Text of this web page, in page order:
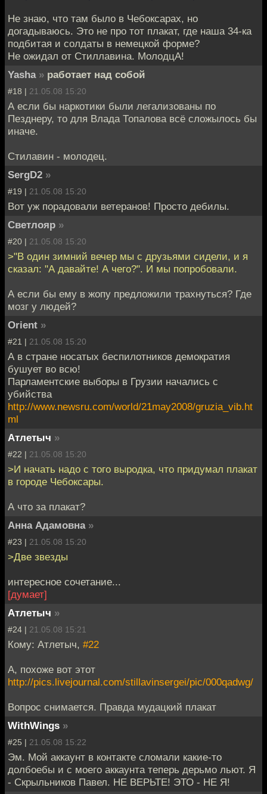
Не знаю, что там было в Чебоксарах, но
догадываюсь. Это не про тот плакат, где наша 34-ка
подбитая и солдаты в немецкой форме?
Не ожидал от Стиллавина. МолодцА!
Yasha » работает над собой
#18 | 21.05.08 15:20
А если бы наркотики были легализованы по
Пезднеру, то для Влада Топалова всё сложылось бы
иначе.
Стилавин - молодец.
SergD2 »
#19 | 21.05.08 15:20
Вот уж порадовали ветеранов! Просто дебилы.
Светлояр »
#20 | 21.05.08 15:20
>"В один зимний вечер мы с друзьями сидели, и я
сказал: "А давайте! А чего?". И мы попробовали.
А если бы ему в жопу предложили трахнуться? Где
мозг у людей?
Orient »
#21 | 21.05.08 15:20
А в стране носатых беспилотников демократия
бушует во всю!
Парламентские выборы в Грузии начались с
убийства
http://www.newsru.com/world/21may2008/gruzia_vib.ht
ml
Атлетыч »
#22 | 21.05.08 15:20
>И начать надо с того выродка, что придумал плакат
в городе Чебоксары.
А что за плакат?
Анна Адамовна »
#23 | 21.05.08 15:20
>Две звезды
интересное сочетание...
[думает]
Атлетыч »
#24 | 21.05.08 15:21
Кому: Атлетыч, #22
А, похоже вот этот
http://pics.livejournal.com/stillavinsergei/pic/000qadwg/
Вопрос снимается. Правда мудацкий плакат
WithWings »
#25 | 21.05.08 15:22
Эм. Мой аккаунт в контакте сломали какие-то
долбоебы и с моего аккаунта теперь дерьмо льют. Я
- Скрыльников Павел. НЕ ВЕРЬТЕ! ЭТО - НЕ Я!